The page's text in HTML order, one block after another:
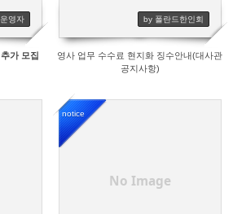
영자
가 모집
by 폴란드한인회
영사 업무 수수료 현지화 징수안내(대사관
공지사항)
No Image
notice